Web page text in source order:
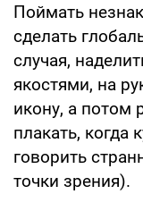
Поймать
сделать
случая,
якостями, на
икону, а потом
плакать, когда
говорить
точки зрения).